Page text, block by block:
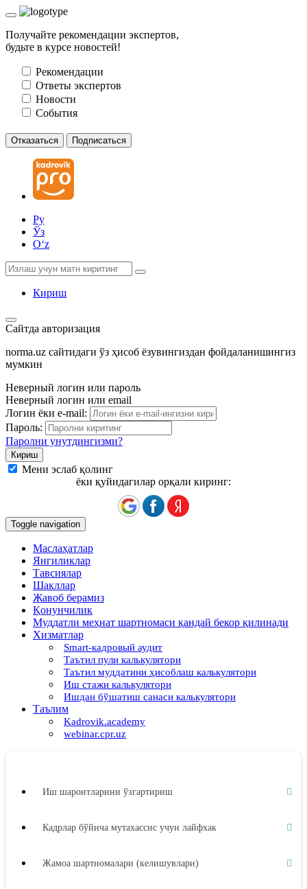
Получайте рекомендации экспертов,
будьте в курсе новостей!
Рекомендации
Ответы экспертов
Новости
События
Отказаться Подписаться
Ру
Ўз
Oʻz
Кириш
Сайтда авторизация
norma.uz сайтидаги ўз ҳисоб ёзувингиздан фойдаланишингиз
мумкин
Неверный логин или пароль
Неверный логин или email
Логин ёки e-mail:
Пароль:
Паролни унутдингизми?
Мени эслаб қолинг
ёки қуйидагилар орқали киринг:
Toggle navigation
Маслаҳатлар
Янгиликлар
Тавсиялар
Шакллар
Жавоб берамиз
Қонунчилик
Муддатли меҳнат шартномаси қандай бекор қилинади
Хизматлар
Smart-кадровый аудит
Таътил пули калькулятори
Таътил муддатини ҳисоблаш калькулятори
Иш стажи калькулятори
Ишдан бўшатиш санаси калькулятори
Таълим
Kadrovik.academy
webinar.cpr.uz
Иш шароитларини ўзгартириш
Кадрлар бўйича мутахассис учун лайфхак
Жамоа шартномалари (келишувлари)